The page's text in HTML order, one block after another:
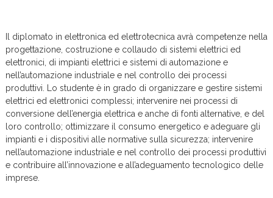
Il diplomato in elettronica ed elettrotecnica avrà competenze nella
progettazione, costruzione e collaudo di sistemi elettrici ed
elettronici, di impianti elettrici e sistemi di automazione e
nell’automazione industriale e nel controllo dei processi
produttivi. Lo studente è in grado di organizzare e gestire sistemi
elettrici ed elettronici complessi; intervenire nei processi di
conversione dell’energia elettrica e anche di fonti alternative, e del
loro controllo; ottimizzare il consumo energetico e adeguare gli
impianti e i dispositivi alle normative sulla sicurezza; intervenire
nell’automazione industriale e nel controllo dei processi produttivi
e contribuire all’innovazione e all’adeguamento tecnologico delle
imprese.